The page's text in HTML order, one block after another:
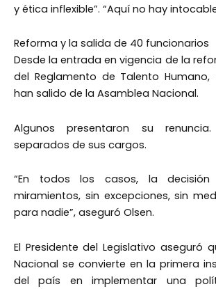
y ética inflexible”. “Aquí no hay
Reforma y la salida de 40 funcionarios
Desde la entrada en vigencia de la
del Reglamento de Talento Humano,
han salido de la Asamblea Nacional.
Algunos presentaron su
separados de sus cargos.
“En todos los casos, la
miramientos, sin excepciones, sin
para nadie”, aseguró Olsen.
El Presidente del Legislativo aseguró
Nacional se convierte en la primera
del país en implementar una